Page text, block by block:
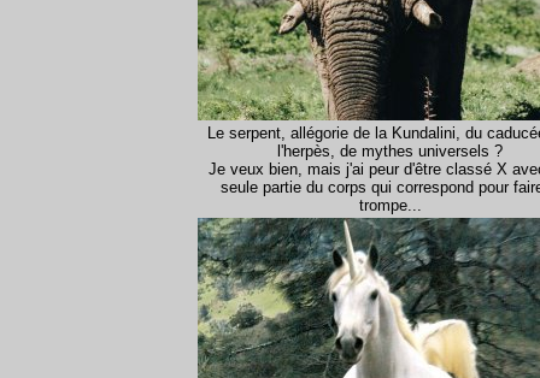
Le serpent, allégorie de la Kundalini, du
l'herpès, de mythes universels ?
Je veux bien, mais j'ai peur d'être classé X
seule partie du corps qui correspond pour
trompe...